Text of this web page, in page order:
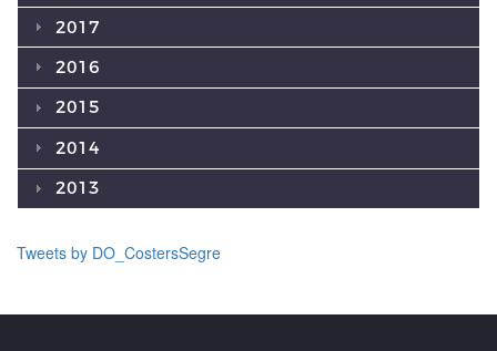
2017
2016
2015
2014
2013
Tweets by DO_CostersSegre